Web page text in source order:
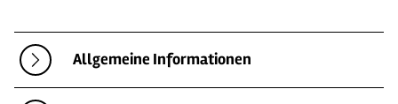
Allgemeine Informationen